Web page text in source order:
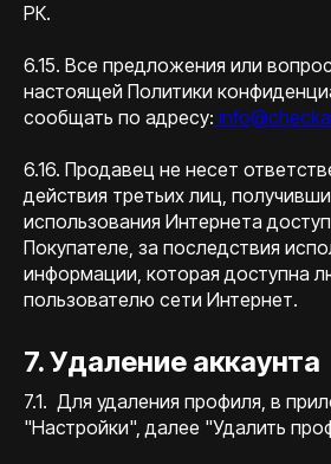
РК.
6.15. Все предложения или
настоящей Политики
сообщать по адресу:
6.16. Продавец не несет
действия третьих лиц,
использования Интернета
Покупателе, за последствия
информации, которая доступна
пользователю сети Интернет.
7. Удаление аккаунта
7.1. Для удаления профиля, в
"Настройки", далее "Удалить